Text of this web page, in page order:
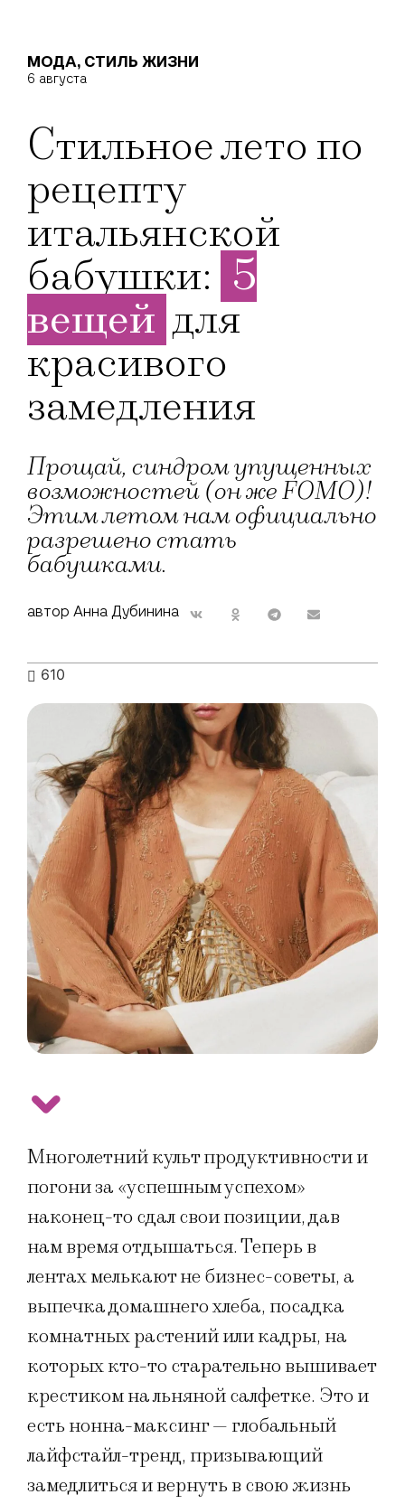
МОДА, СТИЛЬ ЖИЗНИ
6 августа
Стильное лето по
рецепту
итальянской
бабушки: 5
вещей для
красивого
замедления
Прощай, синдром упущенных
возможностей (он же FOMO)!
Этим летом нам официально
разрешено стать
бабушками.
автор Анна Дубинина
610
Многолетний культ продуктивности и
погони за «успешным успехом»
наконец-то сдал свои позиции, дав
нам время отдышаться. Теперь в
лентах мелькают не бизнес-советы, а
выпечка домашнего хлеба, посадка
комнатных растений или кадры, на
которых кто-то старательно вышивает
крестиком на льняной салфетке. Это и
есть нонна-максинг — глобальный
лайфстайл-тренд, призывающий
замедлиться и вернуть в свою жизнь